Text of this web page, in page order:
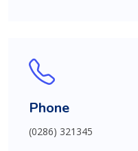
Phone
(0286) 321345